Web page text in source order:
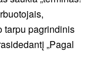
tarpu pagrindinis
„Pagal